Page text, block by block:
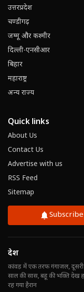
उत्तरप्रदेश
चण्डीगढ़
जम्मू और कश्मीर
दिल्ली-एनसीआर
बिहार
महाराष्ट्र
अन्य राज्य
Quick links
About Us
Contact Us
Advertise with us
RSS Feed
Sitemap
Subscribe
देश
कांवड़ में एक तरफ गंगाजल,
साल की सास, बहू की भक्ति देख
रह गया हैरान